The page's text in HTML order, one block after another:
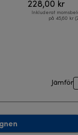
228,00 kr
Inkluderat
på 45,60 kr
Jämför